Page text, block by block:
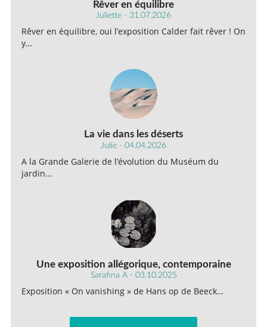
Rêver en équilibre
Juliette - 31.07.2026
Rêver en équilibre, oui l’exposition Calder fait rêver ! On
y…
La vie dans les déserts
Julie - 04.04.2026
A la Grande Galerie de l’évolution du Muséum du
jardin…
Une exposition allégorique, contemporaine
Sarafina A - 03.10.2025
Exposition « On vanishing » de Hans op de Beeck…